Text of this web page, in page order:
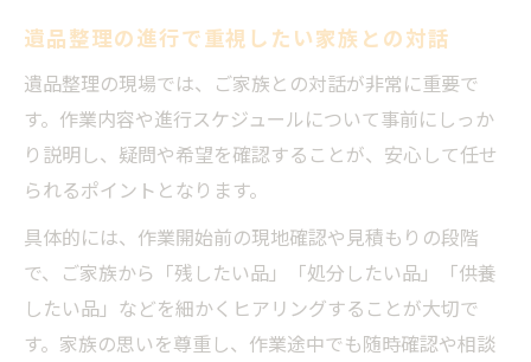
遺品整理の進行で重視したい家族との対話
遺品整理の現場では、ご家族との対話が非常に重要で
す。作業内容や進行スケジュールについて事前にしっか
り説明し、疑問や希望を確認することが、安心して任せ
られるポイントとなります。
具体的には、作業開始前の現地確認や見積もりの段階
で、ご家族から「残したい品」「処分したい品」「供養
したい品」などを細かくヒアリングすることが大切で
す。家族の思いを尊重し、作業途中でも随時確認や相談